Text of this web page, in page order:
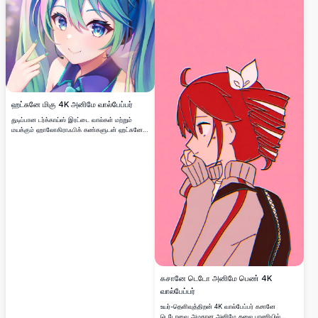
ஹட்சுனே மிகு 4K அனிமே வால்பேப்பர்
துடிப்பான டர்க்காய்ஸ் இரட்டை வால்கள் மற்றும்
மயக்கும் ஹாலோகிராஃபிக் கண்களுடன் ஹட்சுனே
கசானே டெடோ அனிமே பெண் 4K
வால்பேப்பர்
உயர்-தெளிவுத்திறன் 4K வால்பேப்பர் கசானே
டெடோவை அழகான அனிமே கலை பாணியில்